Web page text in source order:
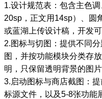
1.设计规范表：包含主色
20sp，正文用14sp）、圆
或蓝湖上传设计稿，开发可
2.图标与切图：提供不同
图，并按功能模块分类存
明，只保留透明背景的图片
3.启动图标与商店截图：
标源文件，以及5-8张功能